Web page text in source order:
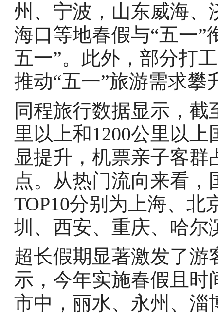
州、宁波，山东威海、
海口等地春假与“五一”
五一”。此外，部分打
推动“五一”旅游需求攀
同程旅行数据显示，截
里以上和1200公里以
显提升，机票亲子客群
点。从热门流向来看
TOP10分别为上海、
圳、西安、重庆、哈尔
超长假期显著激发了
示，今年实施春假且时
市中，丽水、永州、淄